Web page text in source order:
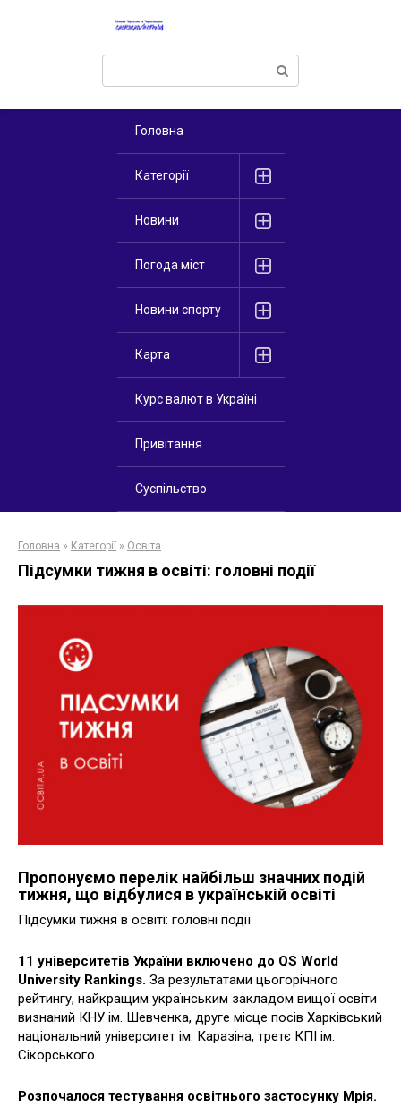
Поиск:
Головна
Категорії
Новини
Погода міст
Новини спорту
Карта
Курс валют в Україні
Привітання
Суспільство
Головна » Категорії » Освіта
Підсумки тижня в освіті: головні події
Пропонуємо перелік найбільш значних подій
тижня, що відбулися в українській освіті
Підсумки тижня в освіті: головні події
11 університетів України включено до QS World
University Rankings. За результатами цьогорічного
рейтингу, найкращим українським закладом вищої освіти
визнаний КНУ ім. Шевченка, друге місце посів Харківський
національний університет ім. Каразіна, третє КПІ ім.
Сікорського.
Розпочалося тестування освітнього застосунку Мрія.